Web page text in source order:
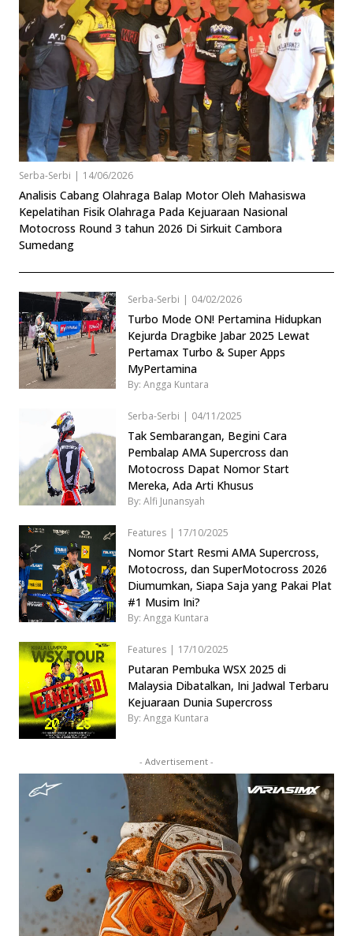
Serba-Serbi | 14/06/2026
Analisis Cabang Olahraga Balap Motor Oleh Mahasiswa
Kepelatihan Fisik Olahraga Pada Kejuaraan Nasional
Motocross Round 3 tahun 2026 Di Sirkuit Cambora
Sumedang
Serba-Serbi | 04/02/2026
Turbo Mode ON! Pertamina Hidupkan
Kejurda Dragbike Jabar 2025 Lewat
Pertamax Turbo & Super Apps
MyPertamina
By: Angga Kuntara
Serba-Serbi | 04/11/2025
Tak Sembarangan, Begini Cara
Pembalap AMA Supercross dan
Motocross Dapat Nomor Start
Mereka, Ada Arti Khusus
By: Alfi Junansyah
Features | 17/10/2025
Nomor Start Resmi AMA Supercross,
Motocross, dan SuperMotocross 2026
Diumumkan, Siapa Saja yang Pakai Plat
#1 Musim Ini?
By: Angga Kuntara
Features | 17/10/2025
Putaran Pembuka WSX 2025 di
Malaysia Dibatalkan, Ini Jadwal Terbaru
Kejuaraan Dunia Supercross
By: Angga Kuntara
- Advertisement -